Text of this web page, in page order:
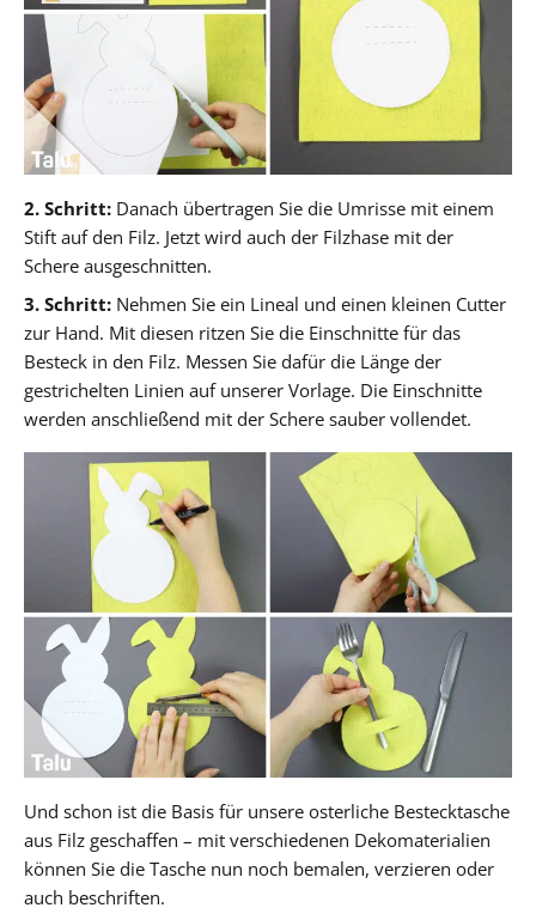
2. Schritt: Danach übertragen Sie die Umrisse mit einem
Stift auf den Filz. Jetzt wird auch der Filzhase mit der
Schere ausgeschnitten.
3. Schritt: Nehmen Sie ein Lineal und einen kleinen Cutter
zur Hand. Mit diesen ritzen Sie die Einschnitte für das
Besteck in den Filz. Messen Sie dafür die Länge der
gestrichelten Linien auf unserer Vorlage. Die Einschnitte
werden anschließend mit der Schere sauber vollendet.
Und schon ist die Basis für unsere osterliche Bestecktasche
aus Filz geschaffen – mit verschiedenen Dekomaterialien
können Sie die Tasche nun noch bemalen, verzieren oder
auch beschriften.